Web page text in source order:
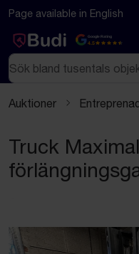
Hoppa till innehåll
Page available in English
Google Rating
4.5
Sök
Auktioner
Truck